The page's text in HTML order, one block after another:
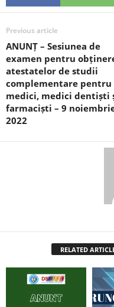
Previous article
ANUNȚ – Sesiunea de
examen pentru
atestatelor de studii
complementare pentru
medici, medici dentiști
farmaciști – 9
2022
RELATED